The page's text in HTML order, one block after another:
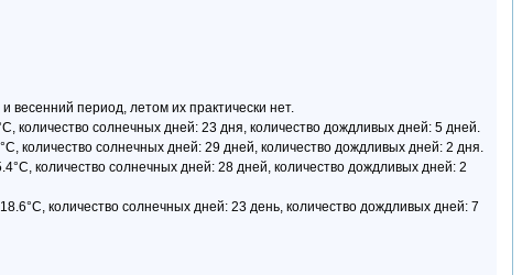
период, летом их практически нет.
количество солнечных дней: 23 дня, количество дождливых дней: 5 дней.
количество солнечных дней: 29 дней, количество дождливых дней: 2 дня.
количество солнечных дней: 28 дней, количество дождливых дней: 2
количество солнечных дней: 23 день, количество дождливых дней: 7